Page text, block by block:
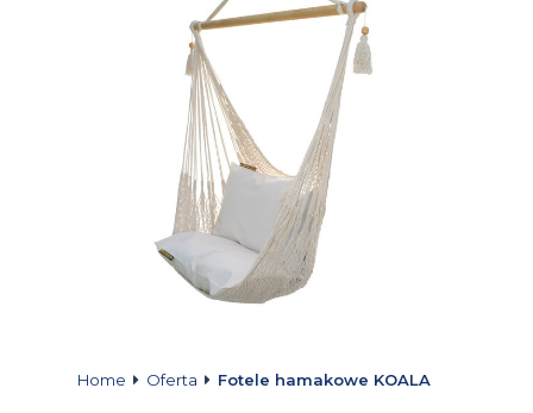
ZOSTAŃ DYSTRYBUTOREM
Home Oferta Fotele hamakowe KOALA